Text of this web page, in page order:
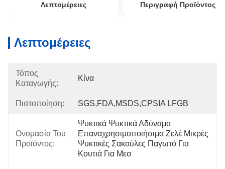
Λεπτομέρειες Περιγραφή Προϊόντος
Λεπτομέρειες
Τόπος
Καταγωγής:
Κίνα
Πιστοποίηση: SGS,FDA,MSDS,CPSIA LFGB
Ονομασία Του
Προϊόντος:
Ψυκτικά Ψυκτικά Αδύναμα
Επαναχρησιμοποιήσιμα Ζελέ Μικρές
Ψυκτικές Σακούλες Παγωτό Για
Κουτιά Για Μεσ